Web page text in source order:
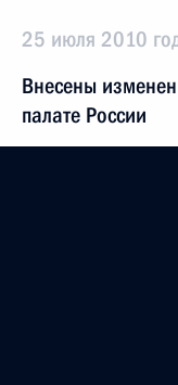
25 июля 2010
Внесены
палате России
25 июля 2010 года,